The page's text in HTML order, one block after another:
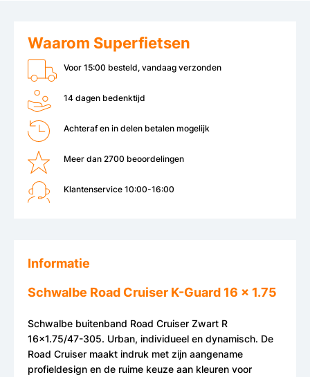
Waarom Superfietsen
Voor 15:00 besteld, vandaag verzonden
14 dagen bedenktijd
Achteraf en in delen betalen mogelijk
Meer dan 2700 beoordelingen
Klantenservice 10:00-16:00
Informatie
Schwalbe Road Cruiser K-Guard 16 x 1.75
Schwalbe buitenband Road Cruiser Zwart R
16x1.75/47-305. Urban, individueel en dynamisch. De
Road Cruiser maakt indruk met zijn aangename
profieldesign en de ruime keuze aan kleuren voor